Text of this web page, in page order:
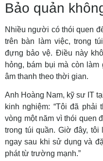
Bảo quản
Nhiều người có thói quen
trên bàn làm việc, trong
đựng bảo vệ. Điều này
hỏng, bám bụi mà còn
âm thanh theo thời gian.
Anh Hoàng Nam, kỹ sư IT
kinh nghiệm: “Tôi đã phải
vòng một năm vì thói quen
trong túi quần. Giờ đây,
ngay sau khi sử dụng và
phát từ trường mạnh.”